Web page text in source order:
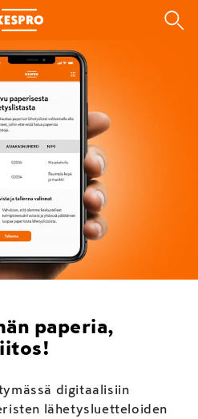
paperia,
digitaalisiin
lähetysluetteloiden